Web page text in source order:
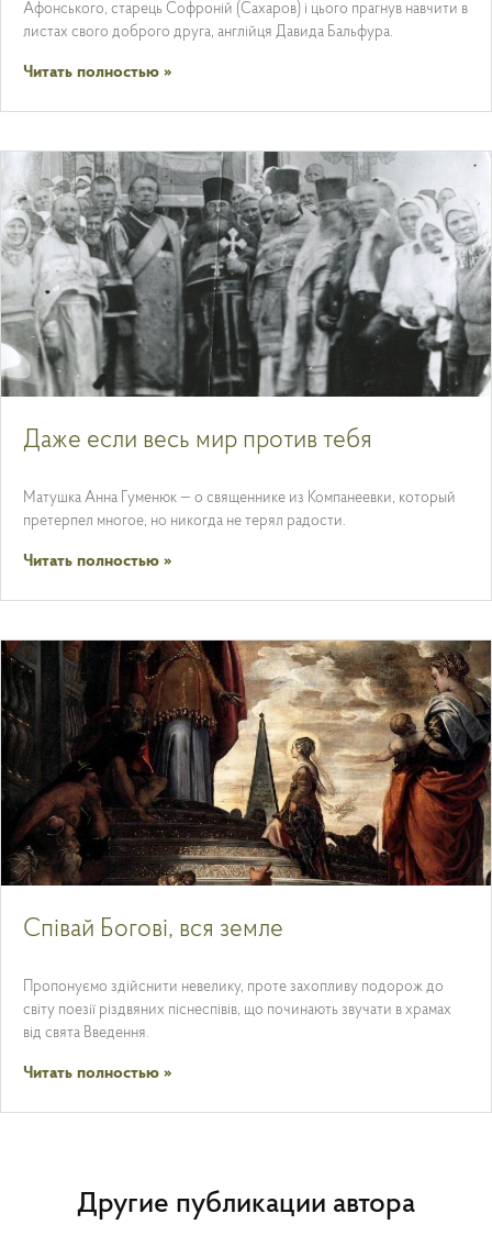
Афонського, старець Софроній (Сахаров) і цього прагнув навчити в
листах свого доброго друга, англійця Давида Бальфура.
Читать полностью »
Даже если весь мир против тебя
Матушка Анна Гуменюк — о священнике из Компанеевки, который
претерпел многое, но никогда не терял радости.
Читать полностью »
Співай Богові, вся земле
Пропонуємо здійснити невелику, проте захопливу подорож до
світу поезії різдвяних піснеспівів, що починають звучати в храмах
від свята Введення.
Читать полностью »
Другие публикации автора